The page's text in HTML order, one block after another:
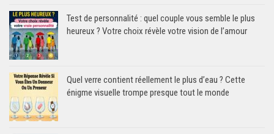
Test de personnalité : quel couple vous semble le plus
heureux ? Votre choix révèle votre vision de l’amour
Quel verre contient réellement le plus d’eau ? Cette
énigme visuelle trompe presque tout le monde